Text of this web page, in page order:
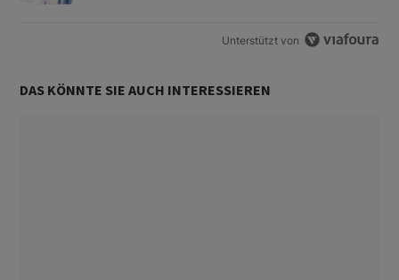
Unterstützt von
DAS KÖNNTE SIE AUCH INTERESSIEREN